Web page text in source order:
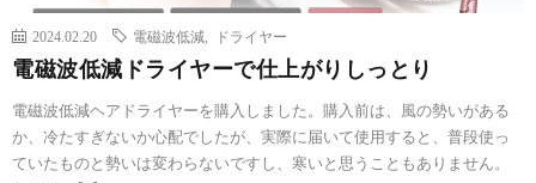
2024.02.20 電磁波低減 ドライヤー
電磁波低減ドライヤーで仕上がりしっとり
電磁波低減ヘアドライヤーを購入しました。購入前は、風の勢いがある
か、冷たすぎないか心配でしたが、実際に届いて使用すると、普段使っ
ていたものと勢いは変わらないですし、寒いと思うこともありません。